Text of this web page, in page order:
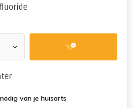
van je huisarts